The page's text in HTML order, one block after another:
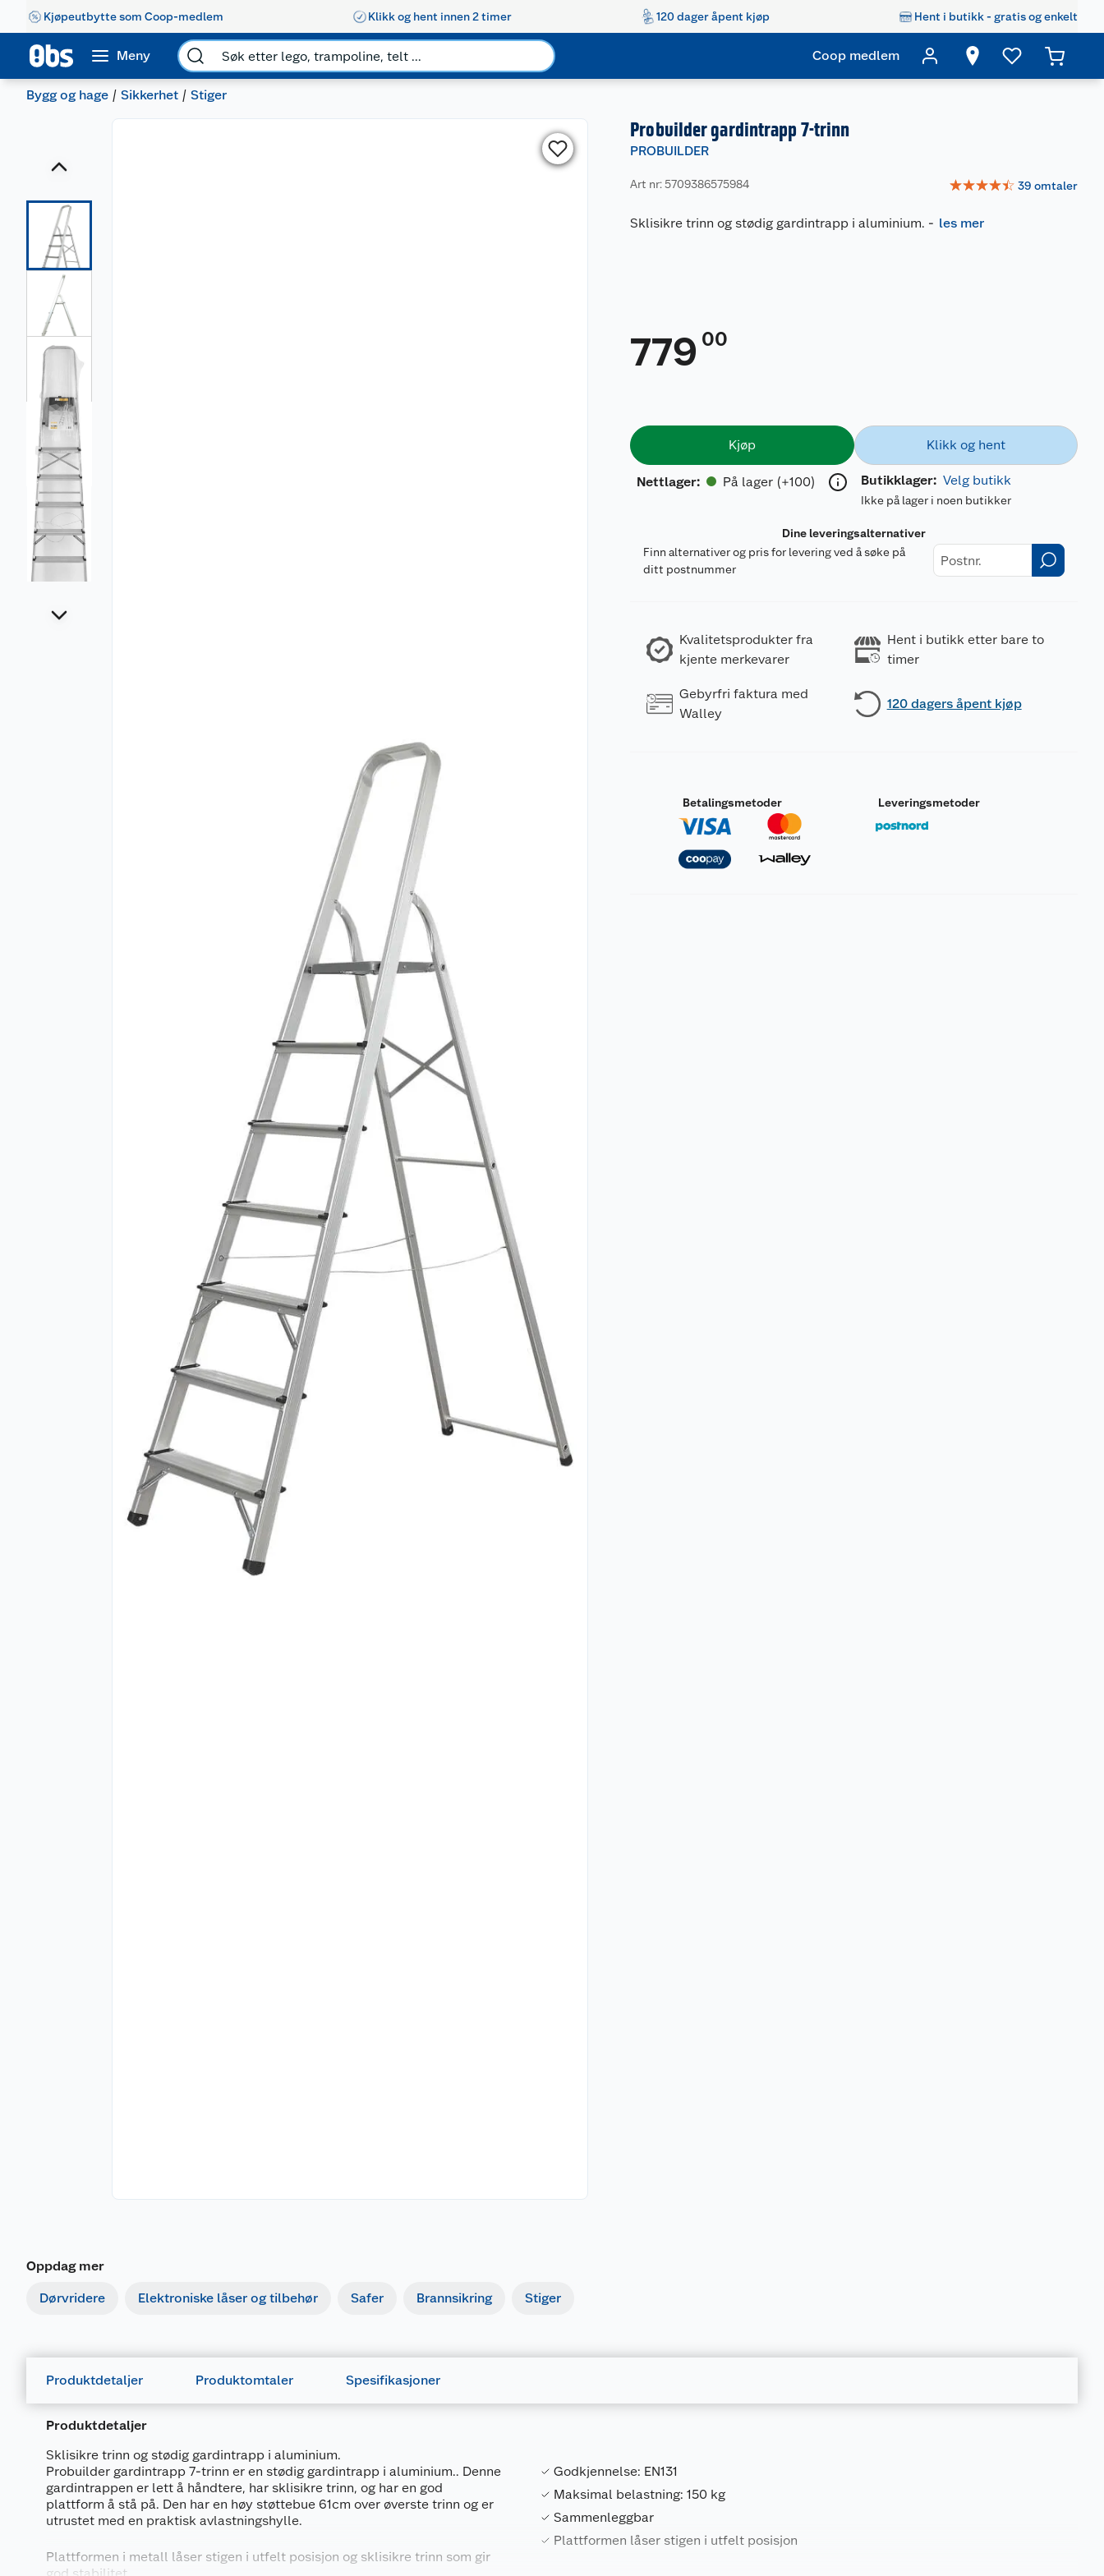
Kjøpeutbytte som Coop-medlem Klikk og hent innen 2 timer 120 dager åpent kjøp Hent i butikk - gratis og enkelt
Meny Coop medlem
Bygg og hage Sikkerhet Stiger
Oppdag mer
Dørvridere Elektroniske låser og tilbehør Safer Brannsikring Stiger
Probuilder gardintrapp 7-trinn
PROBUILDER
Art nr: 5709386575984 ☆☆☆☆☆ 39 omtaler
Sklisikre trinn og stødig gardintrapp i aluminium. - les mer
779 00
Kjøp
Nettlager: På lager (+100)
Klikk og hent
Butikklager: Velg butikk
Ikke på lager i noen butikker
Dine leveringsalternativer
Finn alternativer og pris for levering ved å søke på
ditt postnummer
Kvalitetsprodukter fra
kjente merkevarer
Hent i butikk etter bare to
timer
Gebyrfri faktura med
Walley
120 dagers åpent kjøp
Betalingsmetoder Leveringsmetoder
Produktdetaljer Produktomtaler Spesifikasjoner
Produktdetaljer
Sklisikre trinn og stødig gardintrapp i aluminium.
Probuilder gardintrapp 7-trinn er en stødig gardintrapp i aluminium.. Denne
gardintrappen er lett å håndtere, har sklisikre trinn, og har en god
plattform å stå på. Den har en høy støttebue 61cm over øverste trinn og er
utrustet med en praktisk avlastningshylle.
Plattformen i metall låser stigen i utfelt posisjon og sklisikre trinn som gir
Godkjennelse: EN131
Maksimal belastning: 150 kg
Sammenleggbar
Plattformen låser stigen i utfelt posisjon